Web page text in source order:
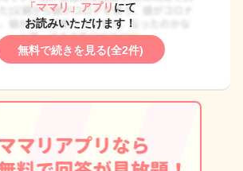
「ママリ」アプリ にて
お読みいただけます！
無料で続きを見る(全2件)